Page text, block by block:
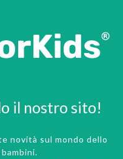
il nostro sito!
novità sul mondo dello